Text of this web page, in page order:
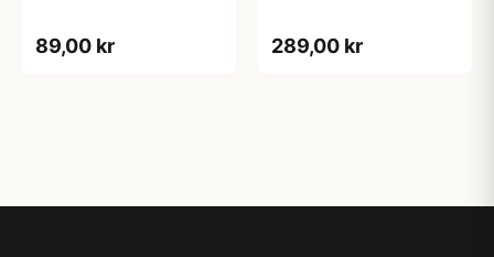
89,00 kr 289,00 kr